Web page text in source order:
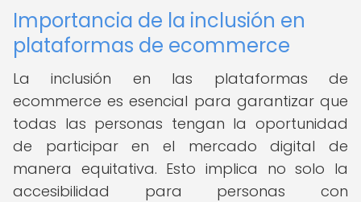
Importancia de la inclusión en
plataformas de ecommerce
La inclusión en las plataformas de
ecommerce es esencial para garantizar que
todas las personas tengan la oportunidad
de participar en el mercado digital de
manera equitativa. Esto implica no solo la
accesibilidad para personas con